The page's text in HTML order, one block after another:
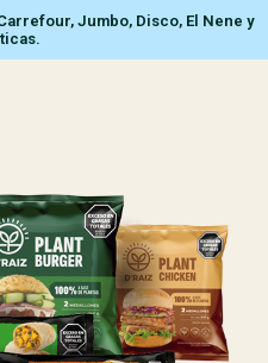
Jumbo, Disco, El Nene y